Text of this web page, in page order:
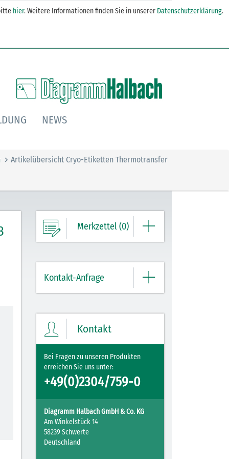
hier. Weitere Informationen finden Sie in unserer Datenschutzerklärung.
NEWS
Artikelübersicht Cryo-Etiketten Thermotransfer
Merkzettel (0)
Einträge.
Kontakt-Anfrage
Nachricht ein.
Kontakt
Bei Fragen zu unseren Produkten
erreichen Sie uns unter:
+49(0)2304/759-0
Diagramm Halbach GmbH & Co. KG
Am Winkelstück 14
58239 Schwerte
Deutschland